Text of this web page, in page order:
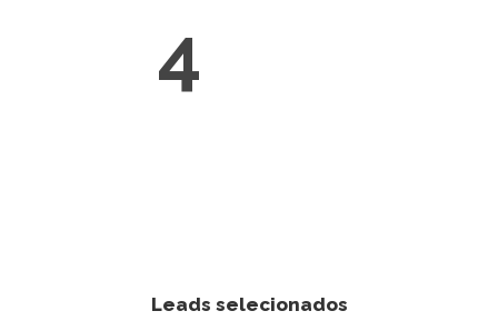
4
Leads selecionados